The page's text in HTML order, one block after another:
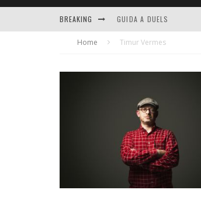
BREAKING GUIDA A DUELS
CONTRIBUTORS
Home Timur Vermes